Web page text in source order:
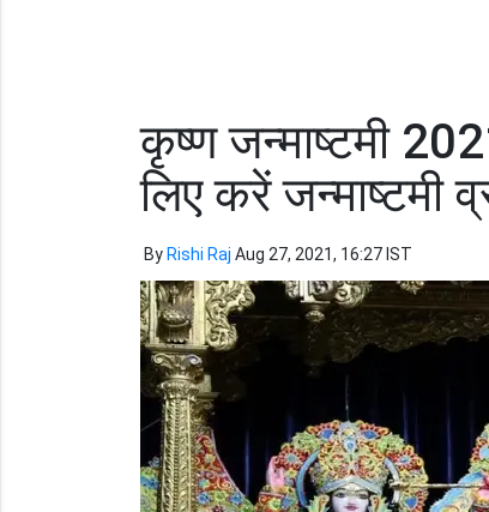
कृष्ण जन्माष्टमी
लिए करें जन्माष्टमी
By Rishi Raj Aug 27, 2021, 16:27 IST